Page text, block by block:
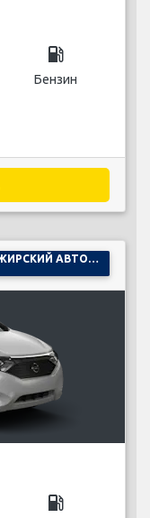
local_gas_station
Бензин
local_gas_station